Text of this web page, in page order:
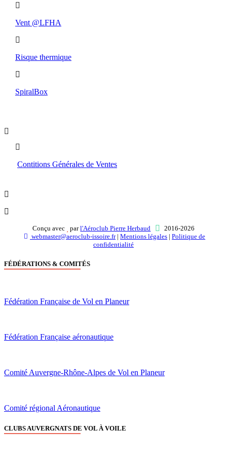
Vent @LFHA
Risque thermique
SpiralBox
Contitions Générales de Ventes
Conçu avec parl'Aéroclub Pierre Herbaud
2016-2026
webmaster@aeroclub-issoire.fr|Mentions légales |Politique de
confidentialité
FÉDÉRATIONS & COMITÉS
Fédération Française de Vol en Planeur
Fédération Française aéronautique
Comité Auvergne-Rhône-Alpes de Vol en Planeur
Comité régional Aéronautique
CLUBS AUVERGNATS DE VOL À VOILE